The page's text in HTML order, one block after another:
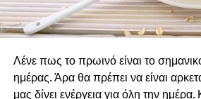
Λένε πως το πρωινό είναι το
ημέρας. Άρα θα πρέπει να είναι
μας δίνει ενέργεια για όλη την ημέρα.